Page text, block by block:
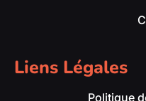
Liens Légales
Politique